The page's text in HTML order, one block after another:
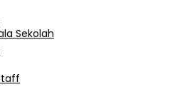
Sekolah